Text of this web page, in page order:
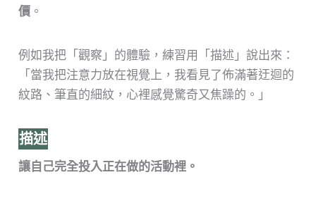
價。
例如我把「觀察」的體驗，練習用「描述」說出來：
「當我把注意力放在視覺上，我看見了佈滿著迂迴的
紋路、筆直的細紋，心裡感覺驚奇又焦躁的。」
描述
讓自己完全投入正在做的活動裡。